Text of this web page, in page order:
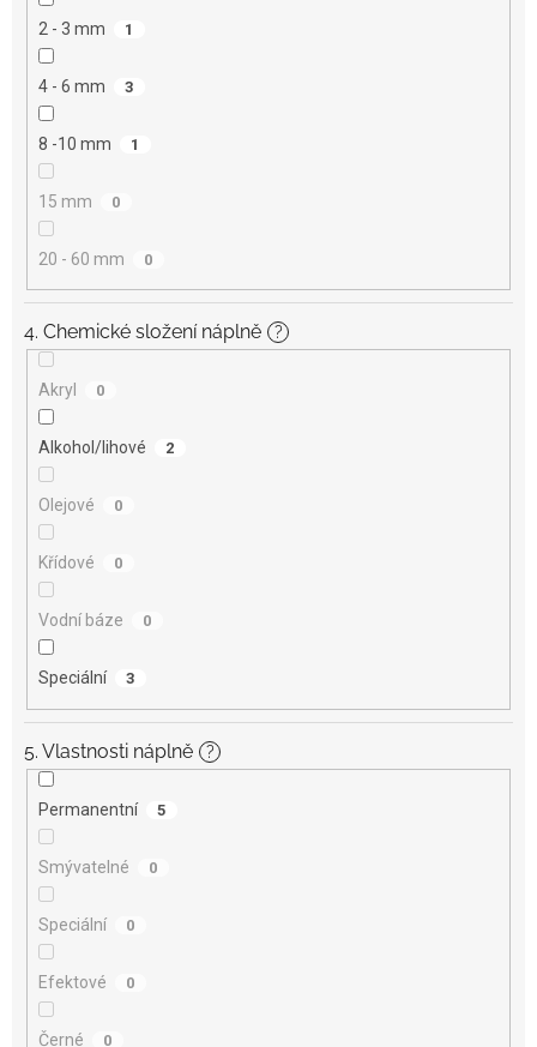
2 - 3 mm 1
4 - 6 mm 3
8 -10 mm 1
15 mm 0
20 - 60 mm 0
4. Chemické složení náplně ?
Akryl 0
Alkohol/lihové 2
Olejové 0
Křídové 0
Vodní báze 0
Speciální 3
5. Vlastnosti náplně ?
Permanentní 5
Smývatelné 0
Speciální 0
Efektové 0
Černé 0